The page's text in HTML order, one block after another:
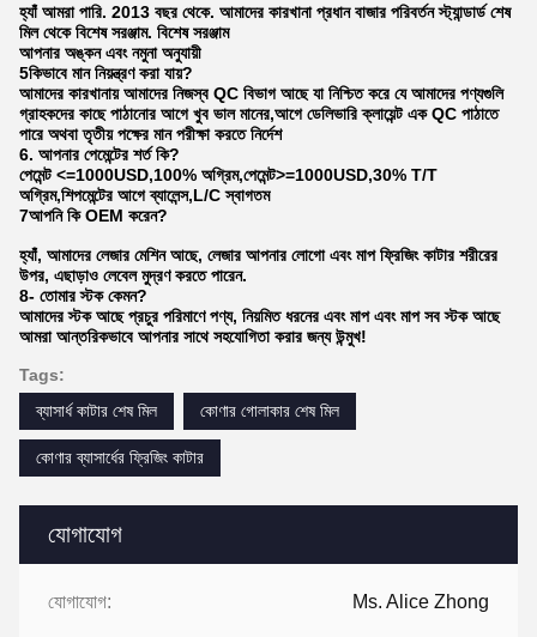
যোগাযোগ
যোগাযোগ: Ms. Alice Zhong
হ্যাঁ আমরা পারি. 2013 বছর থেকে. আমাদের কারখানা প্রধান বাজার পরিবর্তন স্ট্যান্ডার্ড শেষ
মিল থেকে বিশেষ সরঞ্জাম. বিশেষ সরঞ্জাম
আপনার অঙ্কন এবং নমুনা অনুযায়ী
5কিভাবে মান নিয়ন্ত্রণ করা যায়?
আমাদের কারখানায় আমাদের নিজস্ব QC বিভাগ আছে যা নিশ্চিত করে যে আমাদের পণ্যগুলি
গ্রাহকদের কাছে পাঠানোর আগে খুব ভাল মানের,আগে ডেলিভারি ক্লায়েন্ট এক QC পাঠাতে
পারে অথবা তৃতীয় পক্ষের মান পরীক্ষা করতে নির্দেশ
6. আপনার পেমেন্টের শর্ত কি?
পেমেন্ট <=1000USD,100% অগ্রিম,পেমেন্ট>=1000USD,30% T/T
অগ্রিম,শিপমেন্টের আগে ব্যালেন্স,L/C স্বাগতম
7আপনি কি OEM করেন?
হ্যাঁ, আমাদের লেজার মেশিন আছে, লেজার আপনার লোগো এবং মাপ ফ্রিজিং কাটার শরীরের
উপর, এছাড়াও লেবেল মুদ্রণ করতে পারেন.
8- তোমার স্টক কেমন?
আমাদের স্টক আছে প্রচুর পরিমাণে পণ্য, নিয়মিত ধরনের এবং মাপ এবং মাপ সব স্টক আছে
আমরা আন্তরিকভাবে আপনার সাথে সহযোগিতা করার জন্য উন্মুখ!
Tags:
ব্যাসার্ধ কাটার শেষ মিল
কোণার গোলাকার শেষ মিল
কোণার ব্যাসার্ধের ফ্রিজিং কাটার